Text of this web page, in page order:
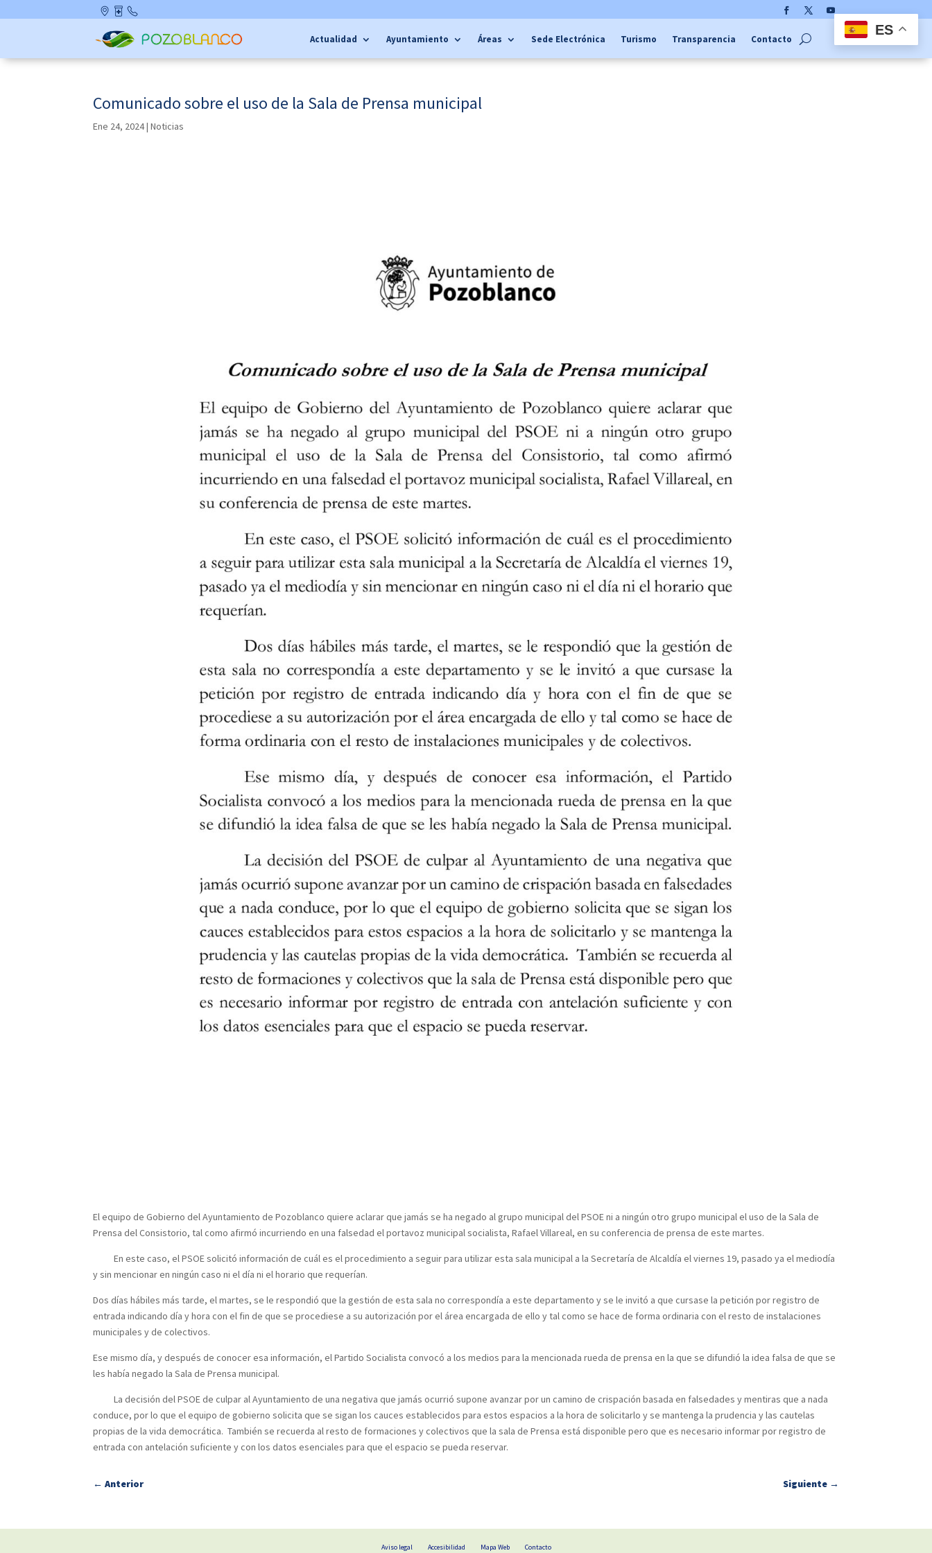
to
Ubicació
n
Farmaci
as de
Contact
o
YouTube
Actualidad
Ayuntamiento Áreas Sede Electrónica Turismo Transparencia Contacto
Comunicado sobre el uso de la Sala de Prensa municipal
Ene 24, 2024|Noticias
El equipo de Gobierno del Ayuntamiento de Pozoblanco quiere aclarar que jamás se ha negado al grupo municipal del PSOE ni a ningún otro grupo municipal el uso de la Sala de
Prensa del Consistorio, tal como afirmó incurriendo en una falsedad el portavoz municipal socialista, Rafael Villareal, en su conferencia de prensa de este martes.
En este caso, el PSOE solicitó información de cuál es el procedimiento a seguir para utilizar esta sala municipal a la Secretaría de Alcaldía el viernes 19, pasado ya el mediodía
y sin mencionar en ningún caso ni el día ni el horario que requerían.
Dos días hábiles más tarde, el martes, se le respondió que la gestión de esta sala no correspondía a este departamento y se le invitó a que cursase la petición por registro de
entrada indicando día y hora con el fin de que se procediese a su autorización por el área encargada de ello y tal como se hace de forma ordinaria con el resto de instalaciones
municipales y de colectivos.
Ese mismo día, y después de conocer esa información, el Partido Socialista convocó a los medios para la mencionada rueda de prensa en la que se difundió la idea falsa de que se
les había negado la Sala de Prensa municipal.
La decisión del PSOE de culpar al Ayuntamiento de una negativa que jamás ocurrió supone avanzar por un camino de crispación basada en falsedades y mentiras que a nada
conduce, por lo que el equipo de gobierno solicita que se sigan los cauces establecidos para estos espacios a la hora de solicitarlo y se mantenga la prudencia y las cautelas
propias de la vida democrática. También se recuerda al resto de formaciones y colectivos que la sala de Prensa está disponible pero que es necesario informar por registro de
entrada con antelación suficiente y con los datos esenciales para que el espacio se pueda reservar.
←Anterior Siguiente→
Aviso legal Accesibilidad Mapa Web Contacto
ES